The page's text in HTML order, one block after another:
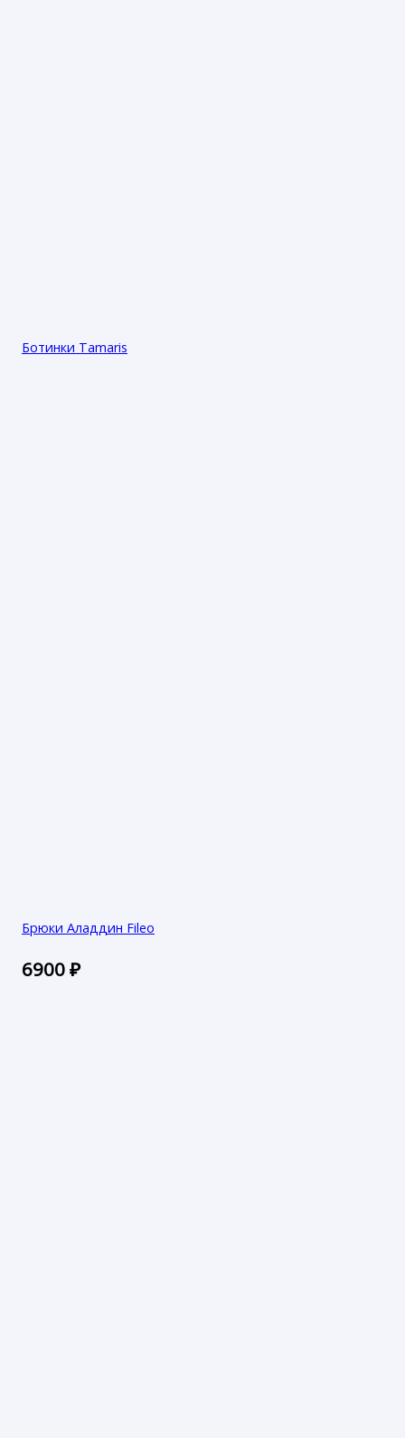
Ботинки Tamaris
Брюки Аладдин Fileo
6900₽